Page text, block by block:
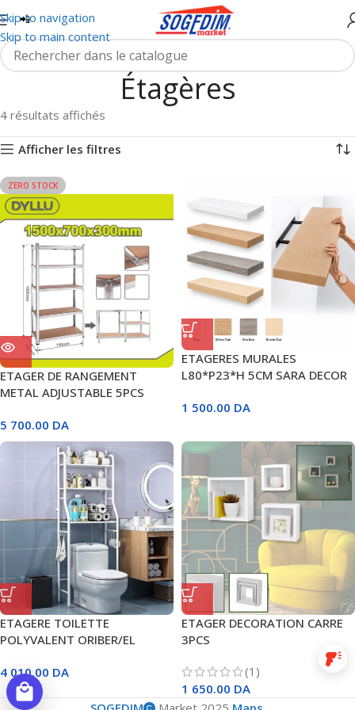
Skip to navigation
Skip to main content
Étagères
4 résultats affichés
Afficher les filtres
ZERO STOCK
ETAGER DE RANGEMENT
METAL ADJUSTABLE 5PCS
DYLLU
5 700.00 DA
ETAGERES MURALES
L80*P23*H 5CM SARA DECOR
1 500.00 DA
ETAGERE TOILETTE
POLYVALENT ORIBER/EL
4 010.00 DA
ETAGER DECORATION CARRE
3PCS
(1)
1 650.00 DA
barcode_reader
local_mall